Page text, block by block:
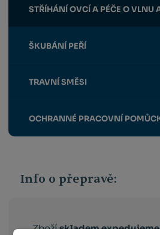
STŘÍHÁNÍ OVCÍ A PÉČE O VLNU
ŠKUBÁNÍ PEŘÍ
TRAVNÍ SMĚSI
OCHRANNÉ PRACOVNÍ
Info o přepravě:
Zbožískladem